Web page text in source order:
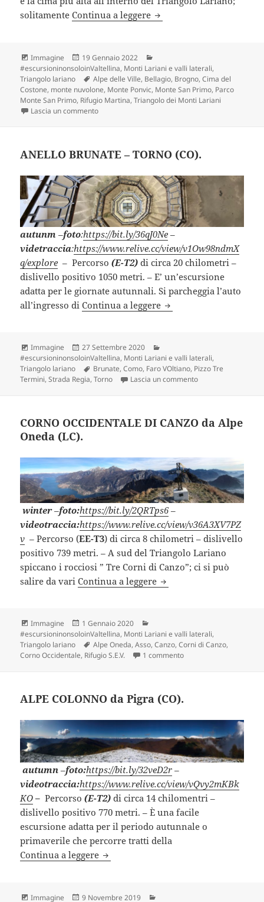
solitamenteContinua a leggere MONTE SAN PRIMO da
Formato
Immagine
Scritto
il
19 Gennaio 2022
#escursioninonsoloinValtellina, Monti Lariani e valli laterali,
Triangolo lariano
Tag
Alpe delle Ville, Bellagio, Brogno,Cima del
Costone, monte nuvolone, Monte Ponvic, Monte San Primo, Parco
Monte San Primo, Rifugio Martina,Triangolo dei Monti Lariani
Lascia un commentosu MONTE SAN PRIMO da Bellagio (CO).
ANELLO BRUNATE – TORNO (CO).
autunm–foto:https://bit.ly/36qJ0Ne –
videtraccia:https://www.relive.cc/view/v1Ow98ndmX
q/explore – Percorso(E-T2) di circa 20 chilometri –
dislivello positivo 1050 metri. – E’ un’escursione
adatta per le giornate autunnali. Si parcheggia l’auto
all’ingresso diContinua a leggere ANELLO BRUNATE –
Formato
Immagine
Scritto
il
27 Settembre 2020
#escursioninonsoloinValtellina, Monti Lariani e valli laterali,
Triangolo lariano
Tag
Brunate,Como, Faro VOltiano, Pizzo Tre
Termini,Strada Regia,Torno Lascia un commentosu ANELLO
CORNO OCCIDENTALE DI CANZO da Alpe
Oneda (LC).
winter–foto:https://bit.ly/2QRTps6 –
videotraccia:https://www.relive.cc/view/v36A3XV7PZ
v –Percorso (EE-T3) di circa 8 chilometri – dislivello
positivo 739 metri. – A sud del Triangolo Lariano
spiccano i rocciosi ” Tre Corni di Canzo”; ci si può
salire da variContinua a leggere CORNO OCCIDENTALE
Formato
Immagine
Scritto
il
1 Gennaio 2020
#escursioninonsoloinValtellina, Monti Lariani e valli laterali,
Triangolo lariano
Tag
Alpe Oneda,Asso,Canzo,Corni di Canzo,
Corno Occidentale, Rifugio S.E.V. 1 commentosu CORNO
ALPE COLONNO da Pigra (CO).
autumn–foto:https://bit.ly/32veD2r –
videotraccia:https://www.relive.cc/view/vQvy2mKBk
KO –Percorso(E-T2)di circa 14 chilomentri –
dislivello positivo 770 metri. – È una facile
escursione adatta per il periodo autunnale o
primaverile che percorre tratti della
Continua a leggere ALPE COLONNO da Pigra (CO).
Formato
Immagine Scritto
9 Novembre 2019